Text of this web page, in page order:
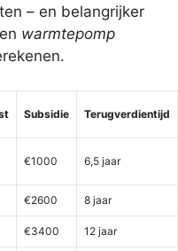
– en belangrijker
warmtepomp
Subsidie Terugverdientijd
€1000 6,5 jaar
€2600 8 jaar
€3400 12 jaar